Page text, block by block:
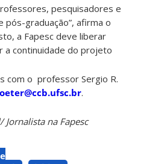
pesquisadores e
pós-graduação”, afirma o
a Fapesc deve liberar
a continuidade do projeto
com o professor Sergio R.
.
na Fapesc